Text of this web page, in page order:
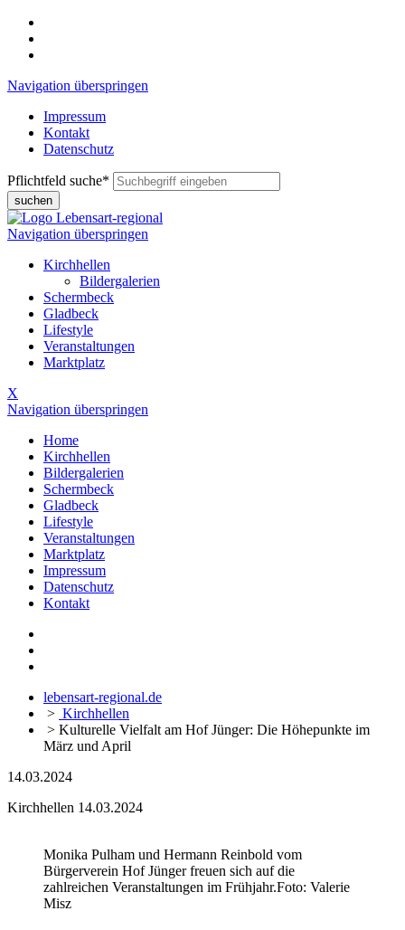
Navigation überspringen
Impressum
Kontakt
Datenschutz
Pflichtfeld suche*
suchen
Navigation überspringen
Kirchhellen
Bildergalerien
Schermbeck
Gladbeck
Lifestyle
Veranstaltungen
Marktplatz
X
Navigation überspringen
Home
Kirchhellen
Bildergalerien
Schermbeck
Gladbeck
Lifestyle
Veranstaltungen
Marktplatz
Impressum
Datenschutz
Kontakt
lebensart-regional.de
> Kirchhellen
> Kulturelle Vielfalt am Hof Jünger: Die Höhepunkte im
März und April
14.03.2024
Kirchhellen 14.03.2024
Monika Pulham und Hermann Reinbold vom
Bürgerverein Hof Jünger freuen sich auf die
zahlreichen Veranstaltungen im Frühjahr.Foto: Valerie
Misz